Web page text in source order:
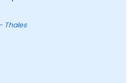
Martoiu Andrei Iulian - Thales